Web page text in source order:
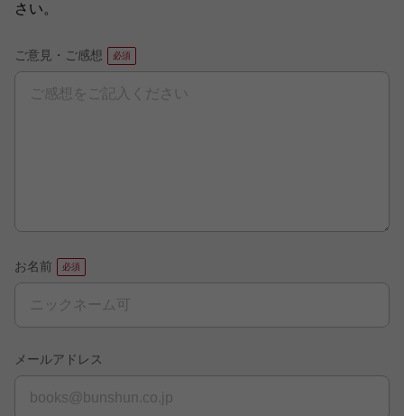
さい。
ご意見・ご感想
お名前
メールアドレス